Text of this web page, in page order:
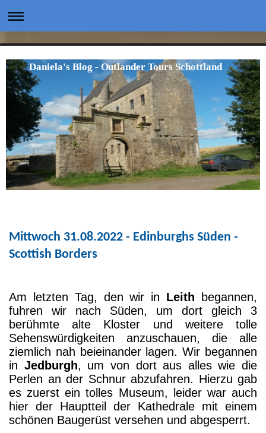
Daniela's Blog - Outlander Tours Schottland
Mittwoch 31.08.2022 - Edinburghs Süden -
Scottish Borders
Am letzten Tag, den wir in Leith begannen,
fuhren wir nach Süden, um dort gleich 3
berühmte alte Kloster und weitere tolle
Sehenswürdigkeiten anzuschauen, die alle
ziemlich nah beieinander lagen. Wir begannen
in Jedburgh, um von dort aus alles wie die
Perlen an der Schnur abzufahren. Hierzu gab
es zuerst ein tolles Museum, leider war auch
hier der Hauptteil der Kathedrale mit einem
schönen Baugerüst versehen und abgesperrt.